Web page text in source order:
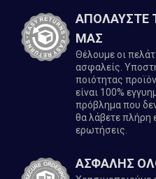
ΑΠΟΛΑΥΣΤΕ
ΜΑΣ
Θέλουμε οι
ασφαλείς.
ποιότητας
είναι 100%
πρόβλημα που
θα λάβετε πλήρη
ερωτήσεις.
ΑΣΦΑΛΗΣ